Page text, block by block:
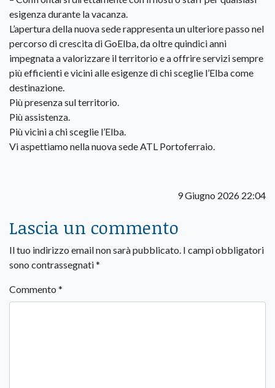
esigenza durante la vacanza.
L’apertura della nuova sede rappresenta un ulteriore passo nel
percorso di crescita di GoElba, da oltre quindici anni
impegnata a valorizzare il territorio e a offrire servizi sempre
più efficienti e vicini alle esigenze di chi sceglie l’Elba come
destinazione.
Più presenza sul territorio.
Più assistenza.
Più vicini a chi sceglie l’Elba.
Vi aspettiamo nella nuova sede ATL Portoferraio.
9 Giugno 2026 22:04
Lascia un commento
Il tuo indirizzo email non sarà pubblicato. I campi obbligatori
sono contrassegnati*
Commento *